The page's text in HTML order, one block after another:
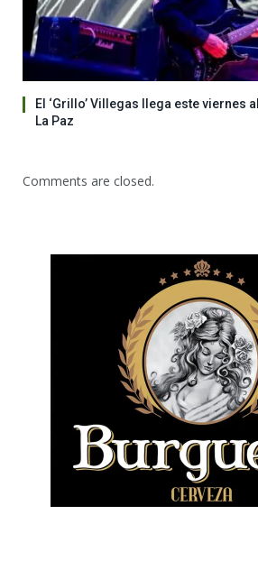
El ‘Grillo’ Villegas llega este viernes
La Paz
Comments are closed.